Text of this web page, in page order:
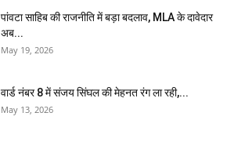
पांवटा साहिब की राजनीति में बड़ा बदलाव, MLA के दावेदार
अब...
May 19, 2026
वार्ड नंबर 8 में संजय सिंघल की मेहनत रंग ला रही,...
May 13, 2026